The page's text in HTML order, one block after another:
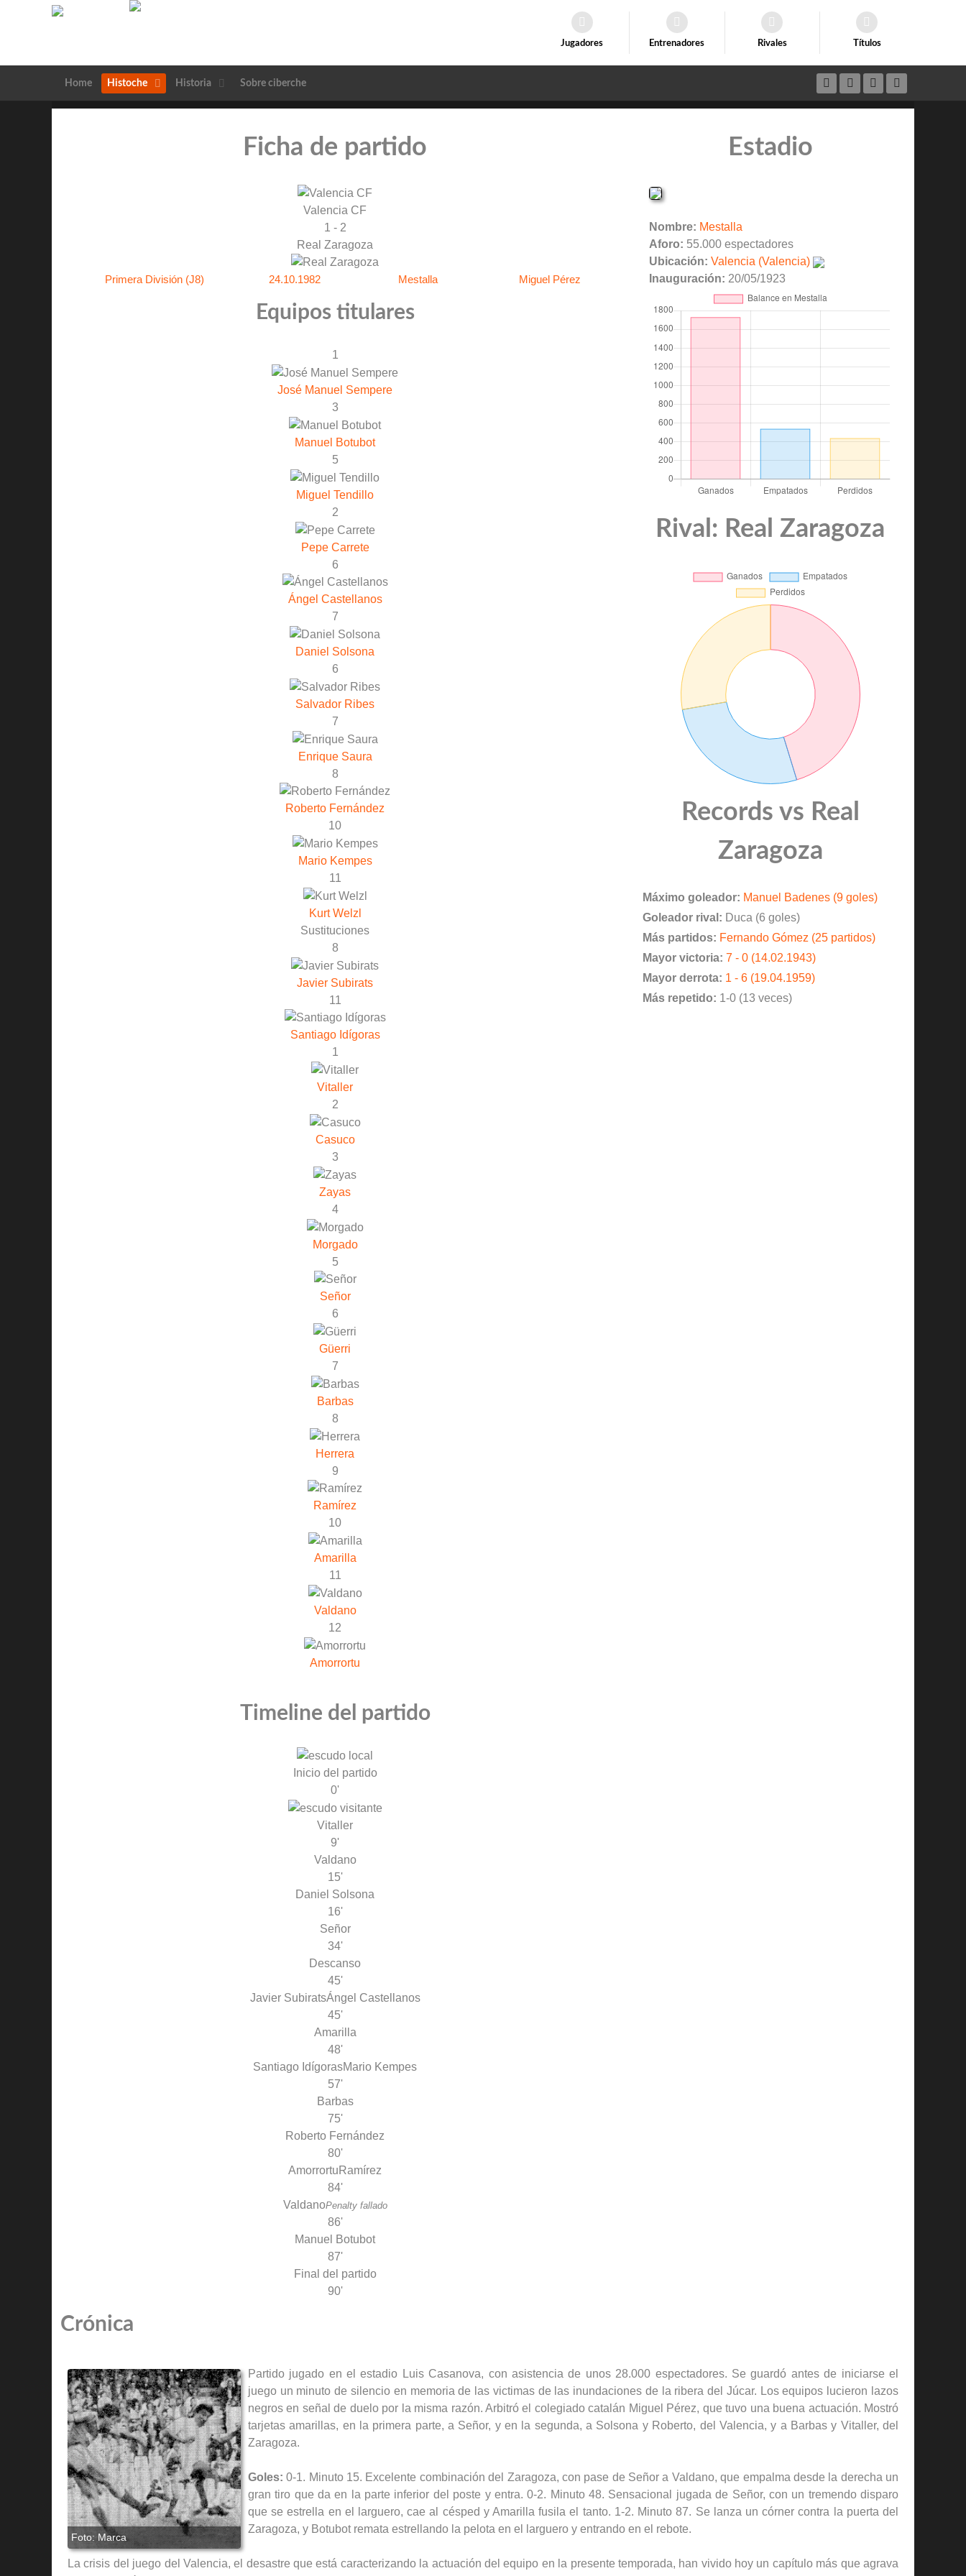
Jugadores Entrenadores Rivales Títulos
Home Histoche Historia Sobre ciberche
Ficha de partido
Valencia CF
1 - 2
Real Zaragoza
Primera División (J8) 24.10.1982 Mestalla Miguel Pérez
Equipos titulares
1
José Manuel Sempere
3
Manuel Botubot
5
Miguel Tendillo
2
Pepe Carrete
6
Ángel Castellanos
7
Daniel Solsona
6
Salvador Ribes
7
Enrique Saura
8
Roberto Fernández
10
Mario Kempes
11
Kurt Welzl
Sustituciones
8
Javier Subirats
11
Santiago Idígoras
1
Vitaller
2
Casuco
3
Zayas
4
Morgado
5
Señor
6
Güerri
7
Barbas
8
Herrera
9
Ramírez
10
Amarilla
11
Valdano
12
Amorrortu
Timeline del partido
Inicio del partido
0'
Vitaller
9'
Valdano
15'
Daniel Solsona
16'
Señor
34'
Descanso
45'
Javier SubiratsÁngel Castellanos
45'
Amarilla
48'
Santiago IdígorasMario Kempes
57'
Barbas
75'
Roberto Fernández
80'
Amorrortu Ramírez
84'
ValdanoPenalty fallado
86'
Manuel Botubot
87'
Final del partido
90'
Estadio
Nombre: Mestalla
Aforo: 55.000 espectadores
Ubicación: Valencia (Valencia)
Inauguración: 20/05/1923
Rival: Real Zaragoza
Records vs Real
Zaragoza
Máximo goleador: Manuel Badenes (9 goles)
Goleador rival: Duca (6 goles)
Más partidos: Fernando Gómez (25 partidos)
Mayor victoria: 7 - 0 (14.02.1943)
Mayor derrota: 1 - 6 (19.04.1959)
Más repetido: 1-0 (13 veces)
Crónica
Partido jugado en el estadio Luis Casanova, con asistencia de unos 28.000 espectadores. Se guardó antes de iniciarse el
juego un minuto de silencio en memoria de las victimas de las inundaciones de la ribera del Júcar. Los equipos lucieron lazos
negros en señal de duelo por la misma razón. Arbitró el colegiado catalán Miguel Pérez, que tuvo una buena actuación. Mostró
tarjetas amarillas, en la primera parte, a Señor, y en la segunda, a Solsona y Roberto, del Valencia, y a Barbas y Vitaller, del
Zaragoza.
Goles: 0-1. Minuto 15. Excelente combinación del Zaragoza, con pase de Señor a Valdano, que empalma desde la derecha un
gran tiro que da en la parte inferior del poste y entra. 0-2. Minuto 48. Sensacional jugada de Señor, con un tremendo disparo
que se estrella en el larguero, cae al césped y Amarilla fusila el tanto. 1-2. Minuto 87. Se lanza un córner contra la puerta del
Zaragoza, y Botubot remata estrellando la pelota en el larguero y entrando en el rebote.
La crisis del juego del Valencia, el desastre que está caracterizando la actuación del equipo en la presente temporada, han vivido hoy un capítulo más que agrava